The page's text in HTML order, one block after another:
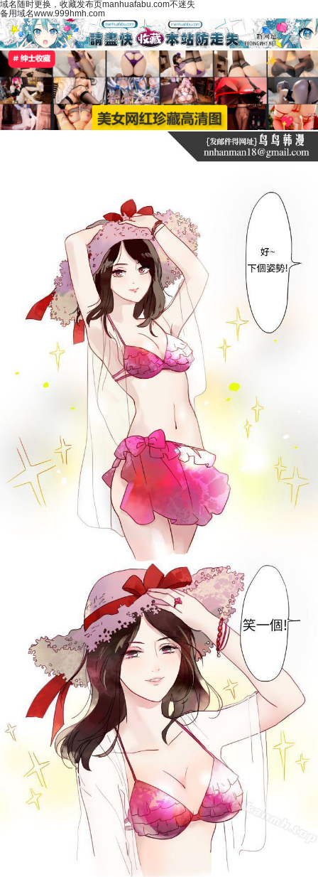
域名随时更换，收藏发布页manhuafabu.com不迷失
备用域名www.999hmh.com